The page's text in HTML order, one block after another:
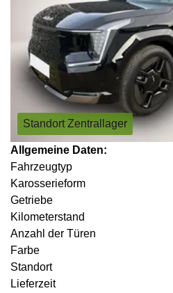
Standort Zentrallager
Allgemeine Daten:
Fahrzeugtyp
Karosserieform
Getriebe
Kilometerstand
Anzahl der Türen
Farbe
Standort
Lieferzeit